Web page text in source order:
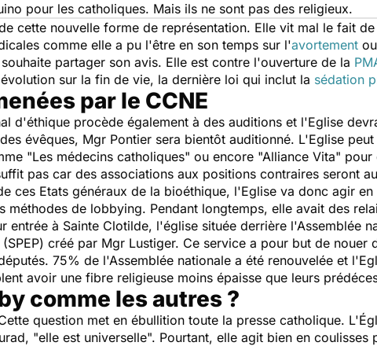
pour les catholiques. Mais ils ne sont pas des religieux.
cette nouvelle forme de représentation. Elle vit mal le fait
comme elle a pu l'être en son temps sur l'avortement
partager son avis. Elle est contre l'ouverture de la
sur la fin de vie, la dernière loi qui inclut la sédation
par le CCNE
d'éthique procède également à des auditions et l'Eglise
évêques, Mgr Pontier sera bientôt auditionné. L'Eglise
"Les médecins catholiques" ou encore "Alliance Vita"
pas car des associations aux positions contraires seront
ces Etats généraux de la bioéthique, l'Eglise va donc agir
méthodes de lobbying. Pendant longtemps, elle avait des
entrée à Sainte Clotilde, l'église située derrière l'Assemblée
créé par Mgr Lustiger. Ce service a pour but de nouer
75% de l'Assemblée nationale a été renouvelée et
avoir une fibre religieuse moins épaisse que leurs
comme les autres ?
question met en ébullition toute la presse catholique.
"elle est universelle". Pourtant, elle agit bien en